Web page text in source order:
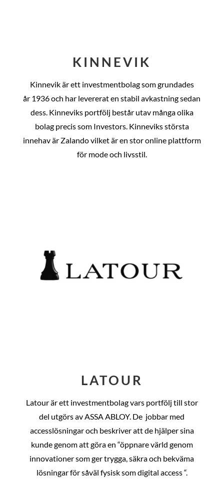
KINNEVIK
Kinnevik är ett investmentbolag som grundades
år 1936 och har levererat en stabil avkastning sedan
dess. Kinneviks portfölj består utav många olika
bolag precis som Investors. Kinneviks största
innehav är Zalando vilket är en stor online plattform
för mode och livsstil.
LATOUR
Latour är ett investmentbolag vars portfölj till stor
del utgörs av ASSA ABLOY. De jobbar med
accesslösningar och beskriver att de hjälper sina
kunde genom att göra en “öppnare värld genom
innovationer som ger trygga, säkra och bekväma
lösningar för såväl fysisk som digital access “.